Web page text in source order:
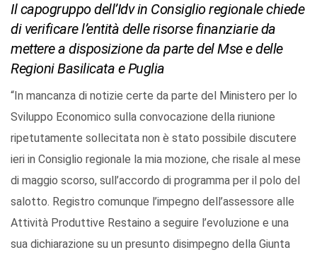
Il capogruppo dell’Idv in Consiglio regionale chiede
di verificare l’entità delle risorse finanziarie da
mettere a disposizione da parte del Mse e delle
Regioni Basilicata e Puglia
“In mancanza di notizie certe da parte del Ministero per lo
Sviluppo Economico sulla convocazione della riunione
ripetutamente sollecitata non è stato possibile discutere
ieri in Consiglio regionale la mia mozione, che risale al mese
di maggio scorso, sull’accordo di programma per il polo del
salotto. Registro comunque l’impegno dell’assessore alle
Attività Produttive Restaino a seguire l’evoluzione e una
sua dichiarazione su un presunto disimpegno della Giunta